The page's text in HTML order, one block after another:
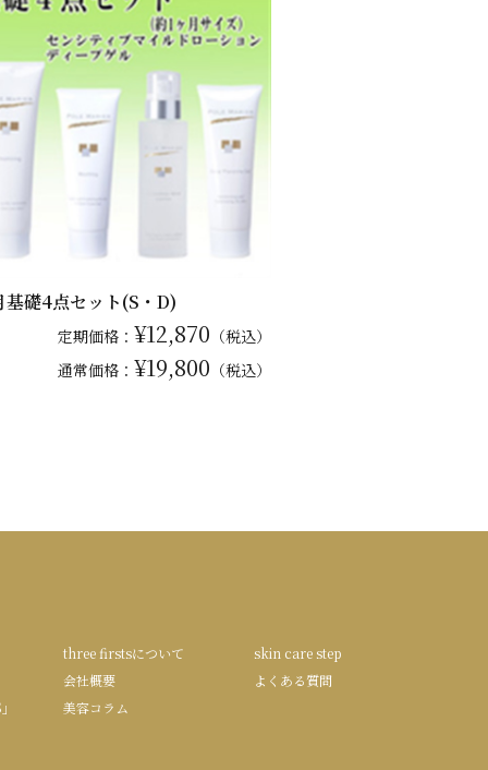
基礎4点セット(S・D)
定期価格： ¥12,870 （税込）
通常価格： ¥19,800 （税込）
three firstsについて
skin care step
会社概要
よくある質問
美容コラム